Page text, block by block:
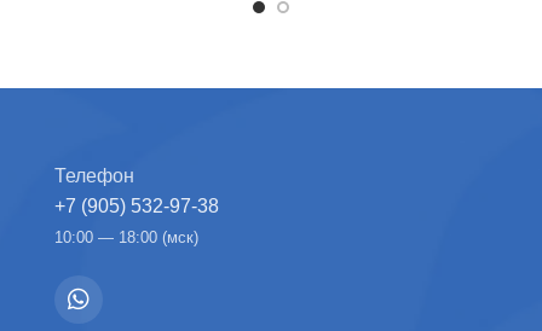
Телефон
+7 (905) 532-97-38
10:00 — 18:00 (мск)